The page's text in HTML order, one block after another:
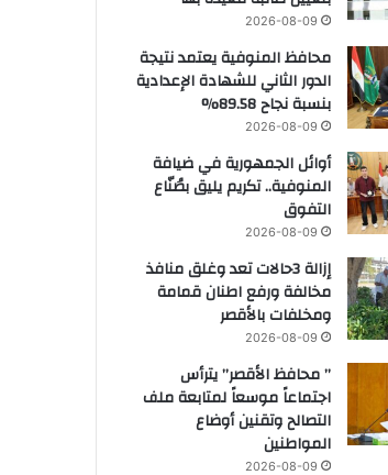
2026-08-09
محافظ المنوفية يعتمد نتيجة
الدور الثاني للشهادة الإعدادية
بنسبة نجاح 89.58%
2026-08-09
أوائل الجمهورية في ضيافة
المنوفية.. تكريم يليق بصُنّاع
التفوق
2026-08-09
إزالة 3حالات تعد وغلق منافذ
مخالفة ورفع اطنان قمامة
ومخلفات بالأقصر
2026-08-09
” محافظ الأقصر” يترأس
اجتماعاً موسعاً لمتابعة ملف
التصالح وتقنين أوضاع
المواطنين
2026-08-09